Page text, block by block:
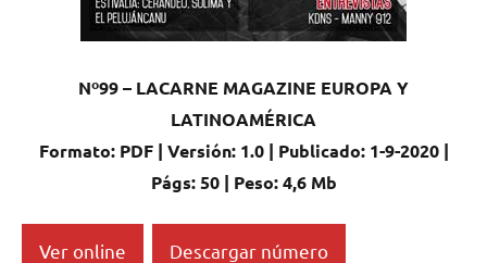
Nº99 – LACARNE MAGAZINE EUROPA Y
LATINOAMÉRICA
Formato: PDF | Versión: 1.0 | Publicado: 1-9-2020 |
Págs: 50 | Peso: 4,6 Mb
Ver online Descargar número